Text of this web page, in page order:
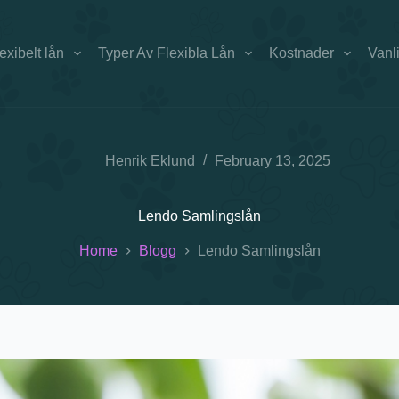
lån Typer Av Flexibla Lån Kostnader
Henrik Eklund February 13, 2025
Lendo Samlingslån
Home Blogg Lendo Samlingslån